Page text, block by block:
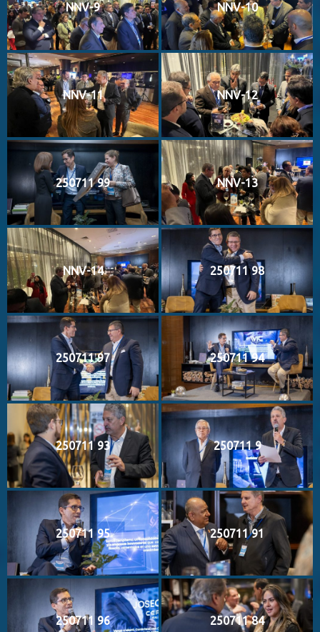
NNV-9 NNV-10
NNV-11 NNV-12
250711 99 NNV-13
NNV-14 250711 98
250711 97 250711 94
250711 93 250711 9
250711 95 250711 91
250711 96 250711 84